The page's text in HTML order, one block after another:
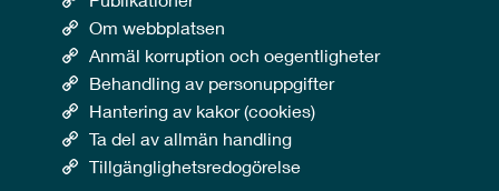
Om webbplatsen
Anmäl korruption och oegentligheter
Behandling av personuppgifter
Hantering av kakor (cookies)
Ta del av allmän handling
Tillgänglighetsredogörelse